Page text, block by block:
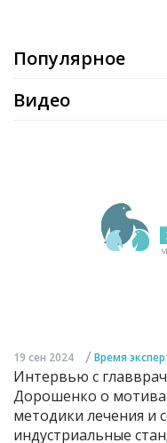
Популярное
Видео
19 сен 2024 / Время
Интервью с
Дорошенко о
методики лечения и
индустриальные